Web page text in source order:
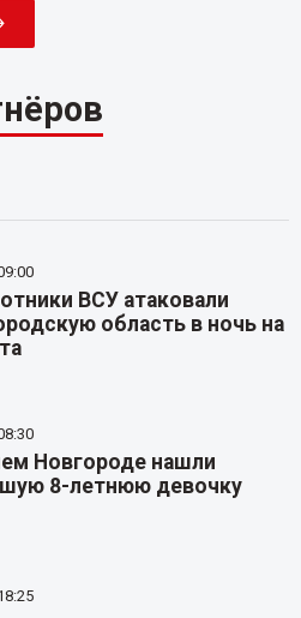
ВСУ атаковали
область в ночь на
Новгороде нашли
8-летнюю девочку